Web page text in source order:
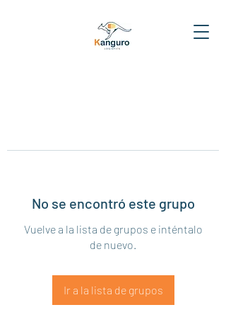
No se encontró este grupo
Vuelve a la lista de grupos e inténtalo
de nuevo.
Ir a la lista de grupos